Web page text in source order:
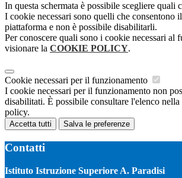
In questa schermata è possibile scegliere quali
I cookie necessari sono quelli che consentono
piattaforma e non è possibile disabilitarli.
Per conoscere quali sono i cookie necessari al
visionare la COOKIE POLICY.
Cookie necessari per il funzionamento
I cookie necessari per il funzionamento non
disabilitati. È possibile consultare l'elenco
policy.
Accetta tutti Salva le preferenze
Contatti
Istituto Istruzione Superiore A. Paradisi